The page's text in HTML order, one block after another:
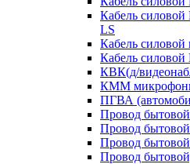
Кабель
LS
Кабель
Кабель
КВК(д/
КММ
ПГВА
Провод
Провод
Провод
Провод